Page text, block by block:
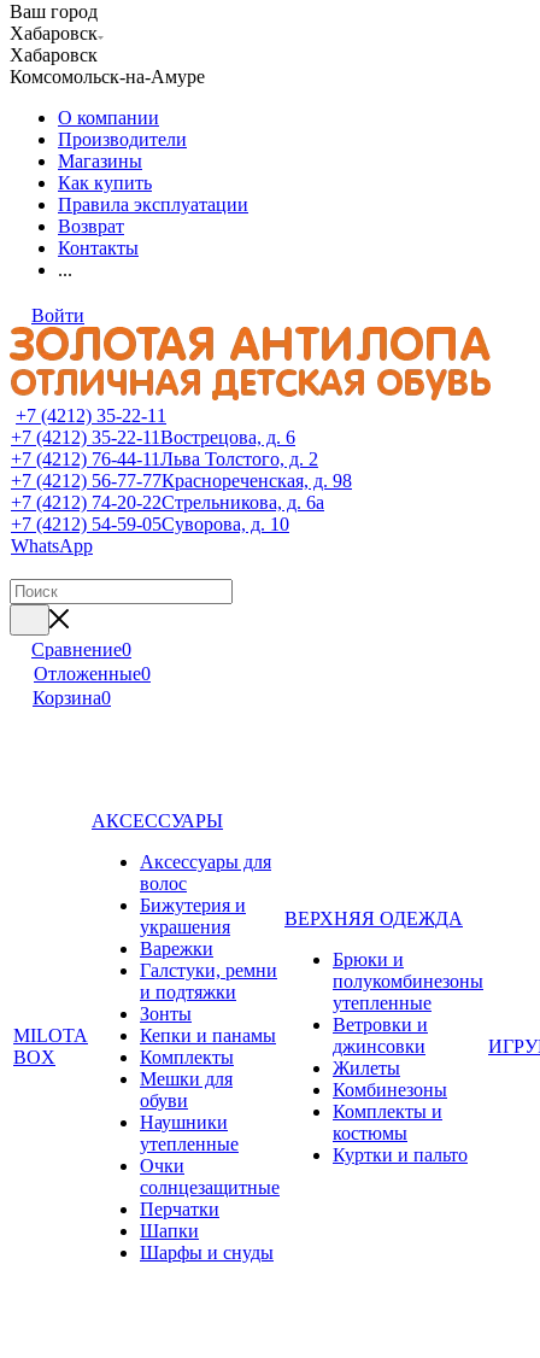
Ваш город
Хабаровск
Хабаровск
Комсомольск-на-Амуре
О компании
Производители
Магазины
Как купить
Правила эксплуатации
Возврат
Контакты
...
Войти
+7 (4212) 35-22-11
+7 (4212) 35-22-11Вострецова, д. 6
+7 (4212) 76-44-11Льва Толстого, д. 2
+7 (4212) 56-77-77Краснореченская, д. 98
+7 (4212) 74-20-22Стрельникова, д. 6а
+7 (4212) 54-59-05Суворова, д. 10
WhatsApp
Сравнение0
Отложенные0
Корзина0
MILOTA
BOX
АКСЕССУАРЫ
Аксессуары для
волос
Бижутерия и
украшения
Варежки
Галстуки, ремни
и подтяжки
Зонты
Кепки и панамы
Комплекты
Мешки для
обуви
Наушники
утепленные
Очки
солнцезащитные
Перчатки
Шапки
Шарфы и снуды
ВЕРХНЯЯ ОДЕЖДА
Брюки и
полукомбинезоны
утепленные
Ветровки и
джинсовки
Жилеты
Комбинезоны
Комплекты и
костюмы
Куртки и пальто